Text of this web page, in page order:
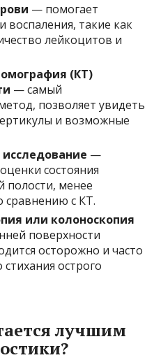
— помогает
воспаления, такие как
лейкоцитов и
(КТ)
— самый
позволяет увидеть
и возможные
—
состояния
менее
с КТ.
или колоноскопия
поверхности
осторожно и часто
острого
лучшим